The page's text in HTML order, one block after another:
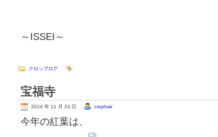
～ISSEI～
クロップログ
宝福寺
2014 年 11 月 23 日 crophair
今年の紅葉は、